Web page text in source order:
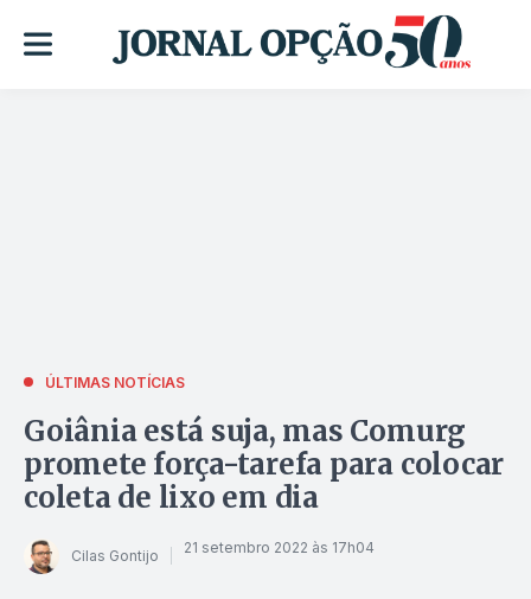
ÚLTIMAS NOTÍCIAS
Goiânia está suja, mas Comurg
promete força-tarefa para colocar
coleta de lixo em dia
Cilas Gontijo 21 setembro 2022 às 17h04